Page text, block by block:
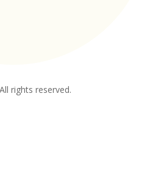
rights reserved.